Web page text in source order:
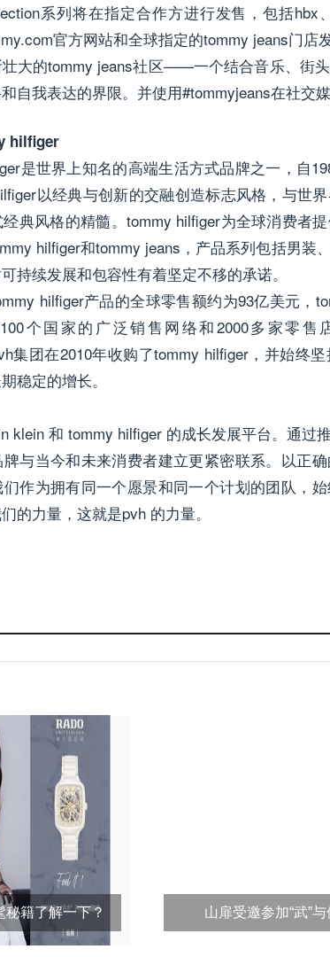
系列将在指定合作方进行发售，包括hbx
官方网站和全球指定的tommy jeans门店发
壮大的tommy jeans社区——一个结合音乐、街
自我表达的界限。并使用#tommyjeans在社交
hilfiger
是世界上知名的高端生活方式品牌之一，自
以经典与创新的交融创造标志风格，与世
典风格的精髓。tommy hilfiger为全球消费者
hilfiger和tommy jeans，产品系列包括男装
持续发展和包容性有着坚定不移的承诺。
hilfiger产品的全球零售额约为93亿美元，
个国家的广泛销售网络和2000多家零售
集团在2010年收购了tommy hilfiger，并始终
稳定的增长。
klein 和 tommy hilfiger 的成长发展平台。通过
与当今和未来消费者建立更紧密联系。以正
作为拥有同一个愿景和同一个计划的团队，
的力量，这就是pvh 的力量。
秘籍了解一下？ 山扉受邀参加“武”与